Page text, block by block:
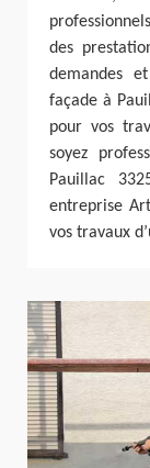
des
demandes
façade à
pour vos
soyez
Pauillac
entreprise
vos travaux